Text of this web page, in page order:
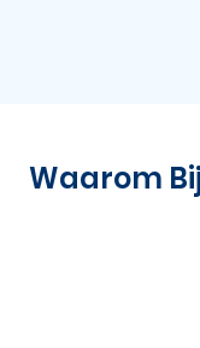
Waarom